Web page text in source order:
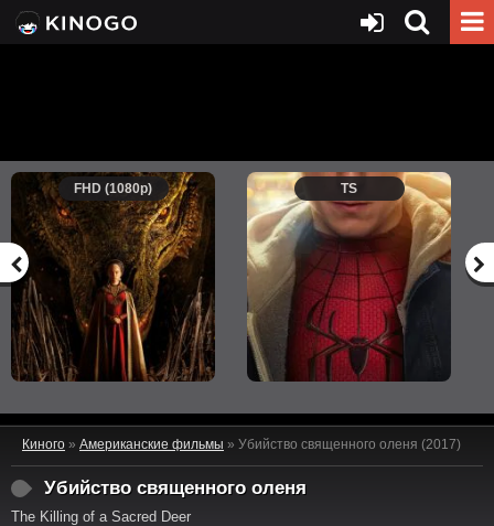
FHD (1080p) TS
Киного » Американские фильмы » Убийство священного оленя (2017)
Убийство священного оленя
The Killing of a Sacred Deer